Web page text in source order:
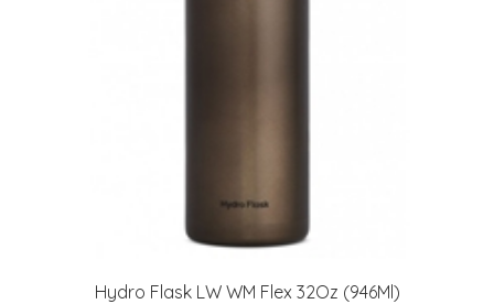
Hydro Flask LW WM Flex 32Oz (946Ml)